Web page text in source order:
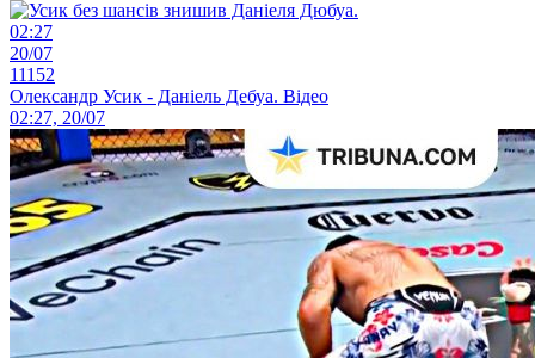
02:27
20/07
11152
Олександр Усик - Даніель Дебуа. Відео
02:27, 20/07